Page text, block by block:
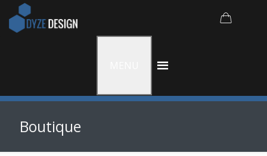
Boutique